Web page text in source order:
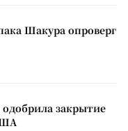
Шакура опроверг
закрытие